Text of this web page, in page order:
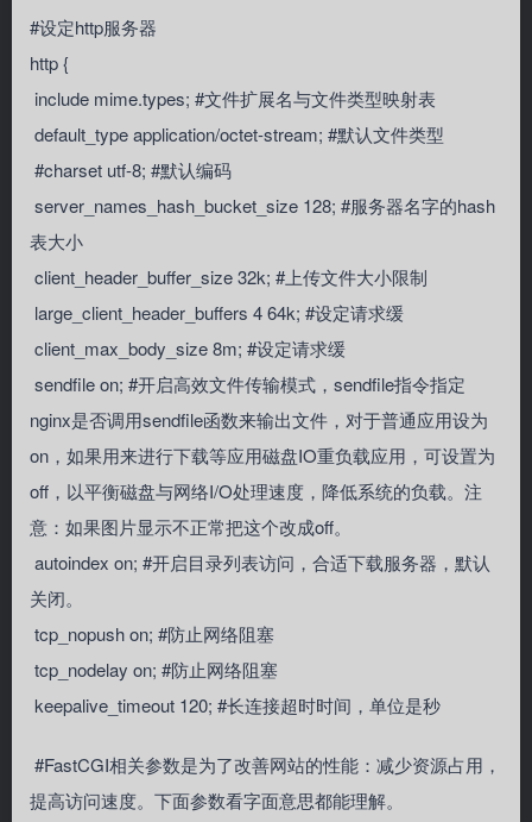
#设定http服务器
http {
include mime.types; #文件扩展名与文件类型映射表
default_type application/octet-stream; #默认文件类型
#charset utf-8; #默认编码
server_names_hash_bucket_size 128; #服务器名字的hash
表大小
client_header_buffer_size 32k; #上传文件大小限制
large_client_header_buffers 4 64k; #设定请求缓
client_max_body_size 8m; #设定请求缓
sendfile on; #开启高效文件传输模式，sendfile指令指定
nginx是否调用sendfile函数来输出文件，对于普通应用设为
on，如果用来进行下载等应用磁盘IO重负载应用，可设置为
off，以平衡磁盘与网络I/O处理速度，降低系统的负载。注
意：如果图片显示不正常把这个改成off。
autoindex on; #开启目录列表访问，合适下载服务器，默认
关闭。
tcp_nopush on; #防止网络阻塞
tcp_nodelay on; #防止网络阻塞
keepalive_timeout 120; #长连接超时时间，单位是秒
#FastCGI相关参数是为了改善网站的性能：减少资源占用，
提高访问速度。下面参数看字面意思都能理解。